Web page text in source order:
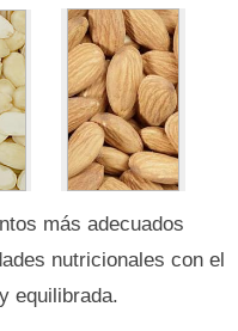
más adecuados
nutricionales con el
equilibrada.